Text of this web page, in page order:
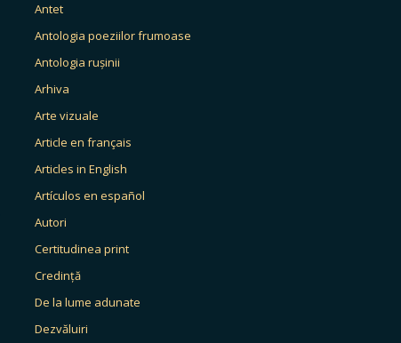
Antet
Antologia poeziilor frumoase
Antologia rușinii
Arhiva
Arte vizuale
Article en français
Articles in English
Artículos en español
Autori
Certitudinea print
Credință
De la lume adunate
Dezvăluiri